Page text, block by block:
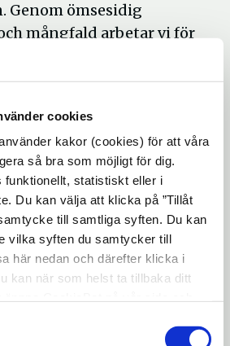
cookies
kakor (cookies) för att våra
så bra som möjligt för dig.
funktionellt, statistiskt eller i
Du kan välja att klicka på ”Tillåt
till samtliga syften. Du kan
vilka syften du samtycker till
här nedan och därefter klicka i
kan när som helst ta tillbaka ditt
läsa om hur kakorna används och
ömsesidig
mångfald arbetar vi för
där varje elev trivs och
jag.
vi en undervisning av
variation,
tydlig gemensam
i fokus. Detta,
den pedagogiska
elev och lärare, är av
ett gott lärande.
av en
där elever och